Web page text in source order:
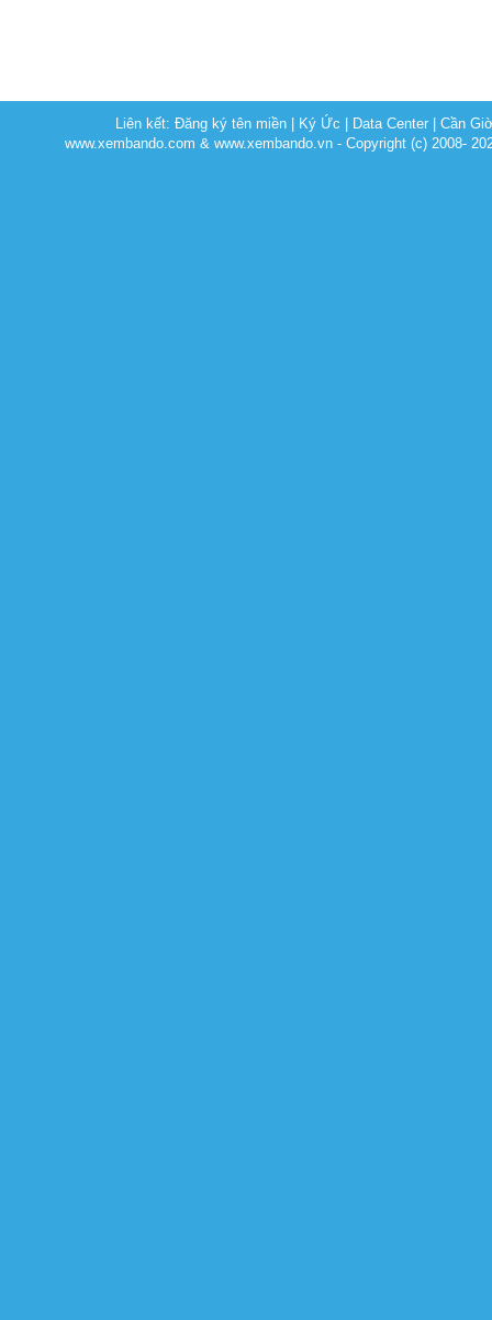
Liên kết:Đăng ký tên miền Ký Ức Data Center |Cần
www.xembando.com & www.xembando.vn - Copyright (c) 2008-